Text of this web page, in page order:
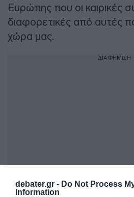
debater.gr - Do Not Process
Information
Ευρώπης που οι καιρικές
διαφορετικές από αυτές
χώρα μας.
ΔΙΑΦΗΜΙΣΗ